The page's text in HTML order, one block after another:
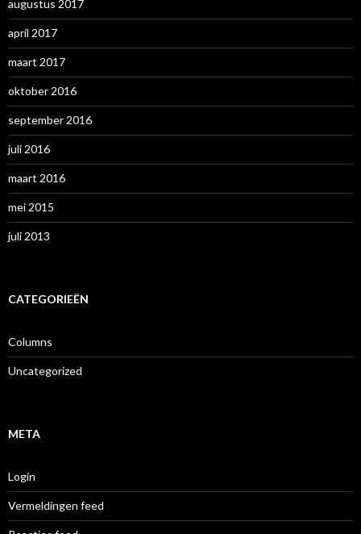
augustus 2017
april 2017
maart 2017
oktober 2016
september 2016
juli 2016
maart 2016
mei 2015
juli 2013
CATEGORIEËN
Columns
Uncategorized
META
Login
Vermeldingen feed